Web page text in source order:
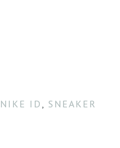
NIKE ID , SNEAKER